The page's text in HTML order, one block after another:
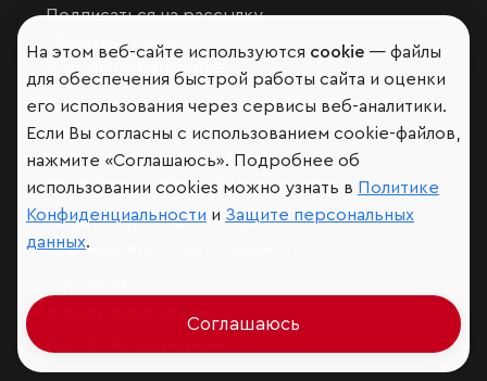
Подписаться на рассылку
Обратная связь
Участники рэнкингов
Мы в социальных сетях и мессенджерах
VK
RAEX Образование –Telegram,Max
RAEX Sustainability –Telegram,Max
Защита персональных данных
Ограничение ответственности
© 2026 ООО «РАЭКС»
На этом веб-сайте используются cookie — файлы
для обеспечения быстрой работы сайта и оценки
его использования через сервисы веб-аналитики.
Если Вы согласны с использованием cookie-файлов,
нажмите «Соглашаюсь». Подробнее об
использовании cookies можно узнать в Политике
Конфиденциальности и Защите персональных
данных.
Соглашаюсь